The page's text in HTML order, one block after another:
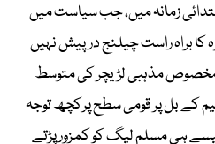
کے بعد ابتدائی زمانہ میں، جب سیاست میں
براہ راست چیلنج درپیش نہیں
مذہبی لڑیچر کی متوسط
کے بل پر قومی سطح پرکچھ توجہ
ہی مسلم لیگ کو کمزور پڑتے